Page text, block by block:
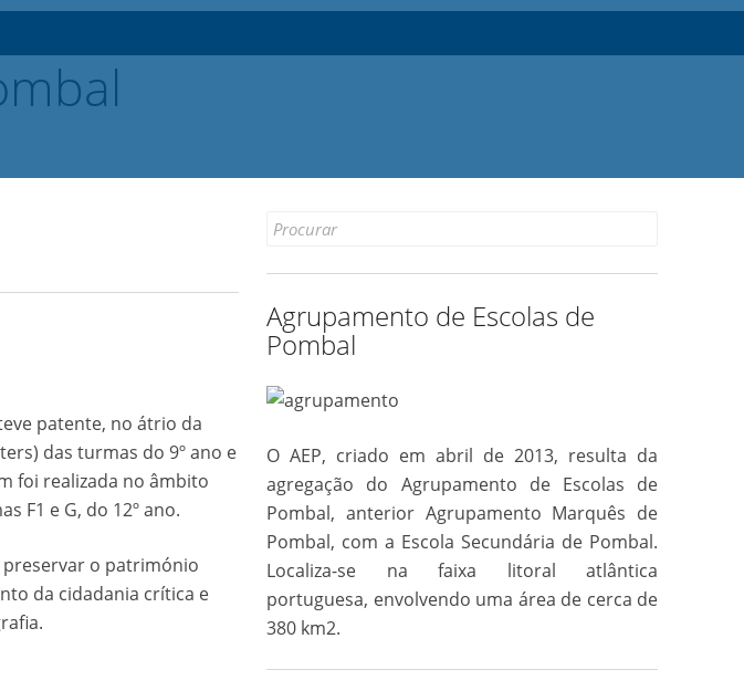
patente, no átrio da
das turmas do 9º ano e
foi realizada no âmbito
F1 e G, do 12º ano.
preservar o património
da cidadania crítica e
Search
Agrupamento de Escolas de
Pombal
O AEP, criado em abril de 2013, resulta da
agregação do Agrupamento de Escolas de
Pombal, anterior Agrupamento Marquês de
Pombal, com a Escola Secundária de Pombal.
Localiza-se na faixa litoral atlântica
portuguesa, envolvendo uma área de cerca de
380 km2.